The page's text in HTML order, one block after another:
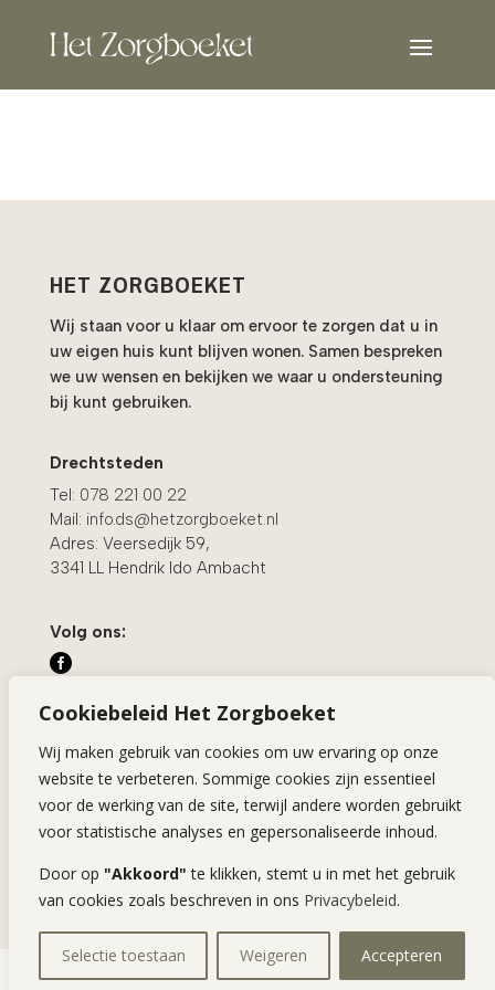
Cookiebeleid Het Zorgboeket
Wij maken gebruik van cookies om uw ervaring op onze
website te verbeteren. Sommige cookies zijn essentieel
voor de werking van de site, terwijl andere worden gebruikt
voor statistische analyses en gepersonaliseerde inhoud.
Door op "Akkoord" te klikken, stemt u in met het gebruik
van cookies zoals beschreven in ons Privacybeleid.
Selectie toestaan Weigeren Accepteren
HET ZORGBOEKET
Wij staan voor u klaar om ervoor te zorgen dat u in
uw eigen huis kunt blijven wonen. Samen bespreken
we uw wensen en bekijken we waar u ondersteuning
bij kunt gebruiken.
Drechtsteden
Tel: 078 221 00 22
Mail: info.ds@hetzorgboeket.nl
Adres: Veersedijk 59,
3341 LL Hendrik Ido Ambacht
Volg ons:


Solliciteren– Financieringsvormen – Zorgkaart
Nederland –Privacyverklaring–Algemene
voorwaarden– Klachtenfunctionaris–Kwaliteit
© 2025 Het Zorgboeket | Webdesign doorBURO NOOV